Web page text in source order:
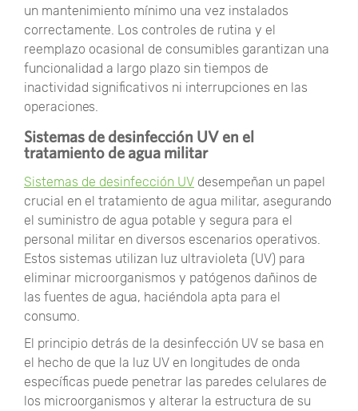
un mantenimiento mínimo una vez instalados
correctamente. Los controles de rutina y el
reemplazo ocasional de consumibles garantizan una
funcionalidad a largo plazo sin tiempos de
inactividad significativos ni interrupciones en las
operaciones.
Sistemas de desinfección UV en el
tratamiento de agua militar
Sistemas de desinfección UV desempeñan un papel
crucial en el tratamiento de agua militar, asegurando
el suministro de agua potable y segura para el
personal militar en diversos escenarios operativos.
Estos sistemas utilizan luz ultravioleta (UV) para
eliminar microorganismos y patógenos dañinos de
las fuentes de agua, haciéndola apta para el
consumo.
El principio detrás de la desinfección UV se basa en
el hecho de que la luz UV en longitudes de onda
específicas puede penetrar las paredes celulares de
los microorganismos y alterar la estructura de su